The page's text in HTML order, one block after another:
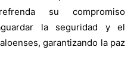
su compromiso
la seguridad y el
garantizando la paz